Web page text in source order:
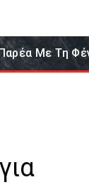
Παρέα Με Τη